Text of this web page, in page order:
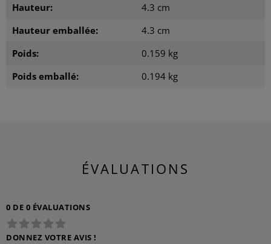
Hauteur:
4.3 cm
Hauteur emballée:
4.3 cm
Poids:
0.159 kg
Poids emballé:
0.194 kg
ÉVALUATIONS
0 DE 0 ÉVALUATIONS
DONNEZ VOTRE AVIS !